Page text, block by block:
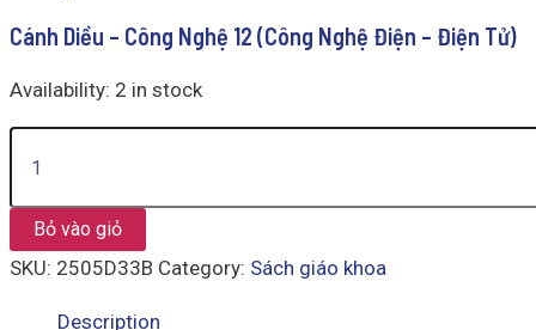
Cánh Diều – Công Nghệ 12 (Công Nghệ Điện – Điện Tử)
Availability: 2 in stock
Bỏ vào giỏ
SKU: 2505D33B Category: Sách giáo khoa
Description